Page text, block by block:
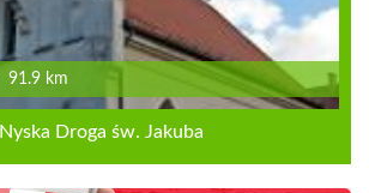
91.9 km
Nyska Droga św. Jakuba